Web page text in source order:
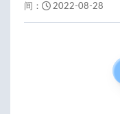
间：
2022-08-28